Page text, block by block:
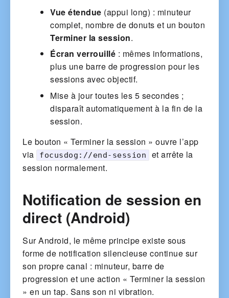
Vue étendue (appui long) : minuteur
complet, nombre de donuts et un bouton
Terminer la session.
Écran verrouillé : mêmes informations,
plus une barre de progression pour les
sessions avec objectif.
Mise à jour toutes les 5 secondes ;
disparaît automatiquement à la fin de la
session.
Le bouton « Terminer la session » ouvre l’app
via
focusdog://end-session
et arrête la
session normalement.
Notification de session en
direct (Android)
Sur Android, le même principe existe sous
forme de notification silencieuse continue sur
son propre canal : minuteur, barre de
progression et une action « Terminer la session
» en un tap. Sans son ni vibration.